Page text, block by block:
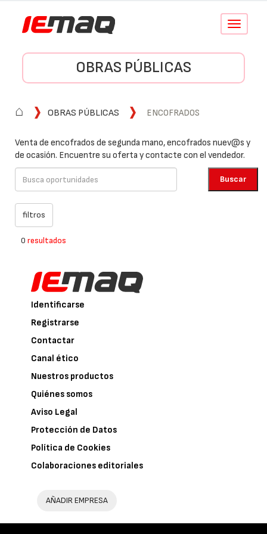
Conmutar
OBRAS PÚBLICAS
⌂ OBRAS PÚBLICAS ENCOFRADOS
Venta de encofrados de segunda mano, encofrados nuev@s y
de ocasión. Encuentre su oferta y contacte con el vendedor.
0 resultados
Identificarse
Registrarse
Contactar
Canal ético
Nuestros productos
Quiénes somos
Aviso Legal
Protección de Datos
Política de Cookies
Colaboraciones editoriales
AÑADIR EMPRESA